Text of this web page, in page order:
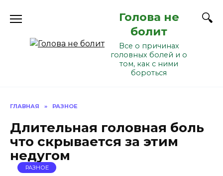
Голова не
болит
Все о причинах
головных болей и о
том, как с ними
бороться
ГЛАВНАЯ » РАЗНОЕ
Длительная головная боль
что скрывается за этим
недугом
РАЗНОЕ